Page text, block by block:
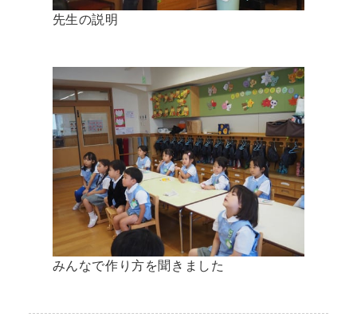
先生の説明
みんなで作り方を聞きました